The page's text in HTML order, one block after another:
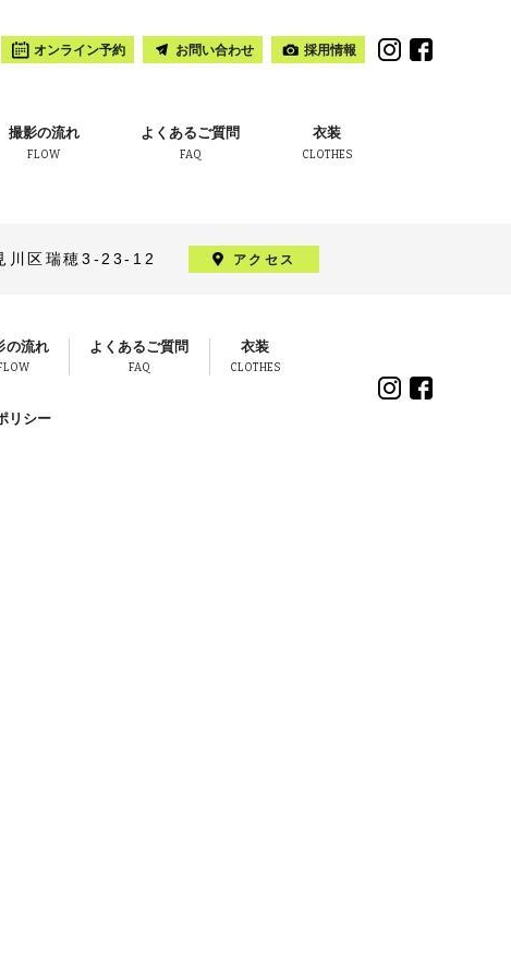
撮影の流れ
FLOW
よくあるご質問
FAQ
衣装
CLOTHES
オンライン予約 お問い合わせ 採用情報
川区瑞穂3-23-12 アクセス
の流れ よくあるご質問
FAQ
衣装
CLOTHES
リシー